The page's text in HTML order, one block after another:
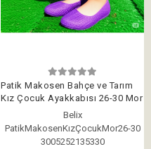
Patik Makosen Bahçe ve Tarım
Kız Çocuk Ayakkabısı 26-30 Mor
Belix
PatikMakosenKızÇocukMor26-30
3005252135330